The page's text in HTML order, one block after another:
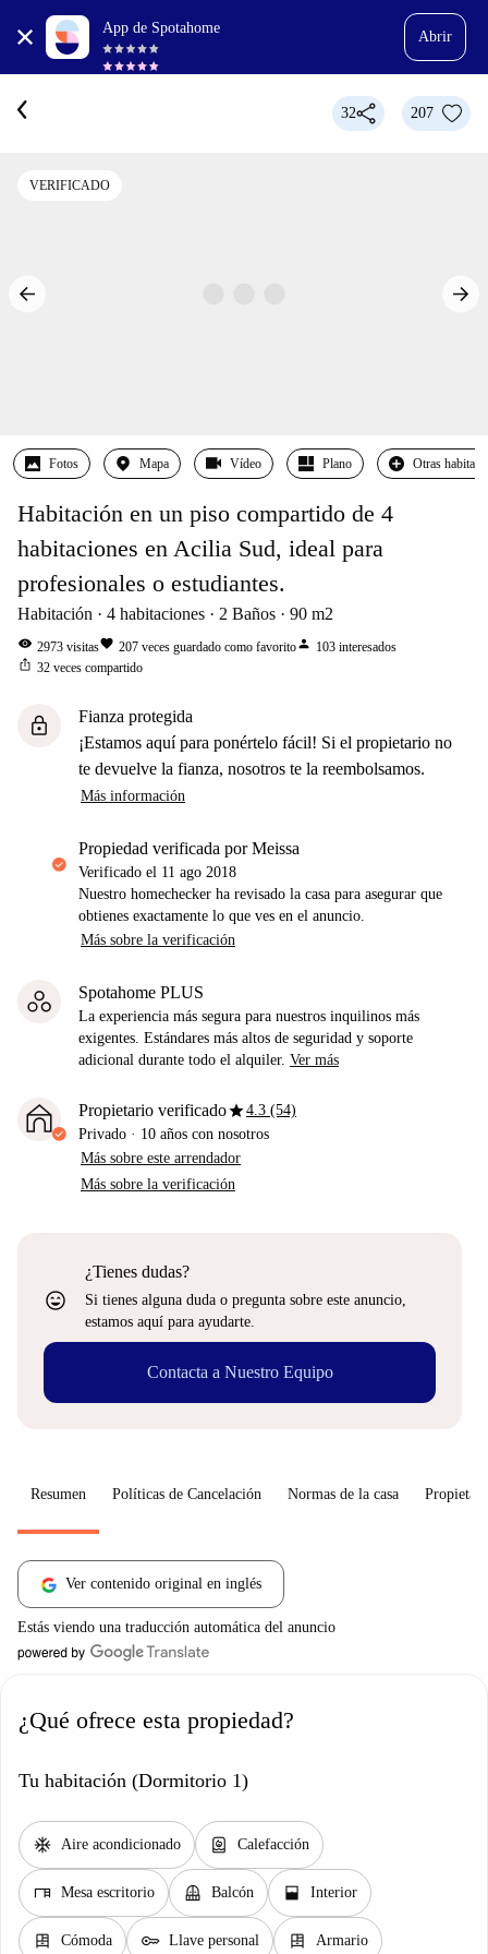
App de Spotahome
Abrir
32 207
VERIFICADO
Fotos Mapa Vídeo Plano Otras
Habitación en un piso compartido de 4
habitaciones en Acilia Sud, ideal para
profesionales o estudiantes.
Habitación 4 habitaciones 2 Baños 90 m2
visibility 2973 visitasfavorite 207 veces guardado como favoritoperson 103 interesados
ios_share 32 veces compartido
lock
Fianza protegida
¡Estamos aquí para ponértelo fácil! Si el propietario no
te devuelve la fianza, nosotros te la reembolsamos.
Más información
propiedad verificada por Meissa
Verificado el 11 ago 2018
Nuestro homechecker ha revisado la casa para asegurar que
obtienes exactamente lo que ves en el anuncio.
Más sobre la verificación
Spotahome PLUS
La experiencia más segura para nuestros inquilinos más
exigentes. Estándares más altos de seguridad y soporte
adicional durante todo el alquiler. Ver más
Propietario verificadostar4.3 (54)
Privado · 10 años con nosotros
Más sobre este arrendador
Más sobre la verificación
sentiment_very_satisfied
¿Tienes dudas?
Si tienes alguna duda o pregunta sobre este anuncio,
estamos aquí para ayudarte.
Contacta a Nuestro Equipo
Resumen Políticas de Cancelación Normas de la casa
Ver contenido original en inglés
Estás viendo una traducción automática del anuncio
¿Qué ofrece esta propiedad?
Tu habitación (Dormitorio 1)
ac_unit Aire acondicionado water_heater Calefacción
desk Mesa escritorio balcony Balcón window_open Interior
dresser Cómoda key Llave personal dresser Armario